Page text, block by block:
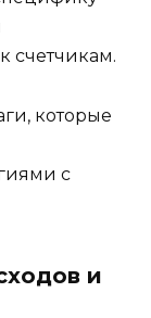
счетчикам.
которые
с
и